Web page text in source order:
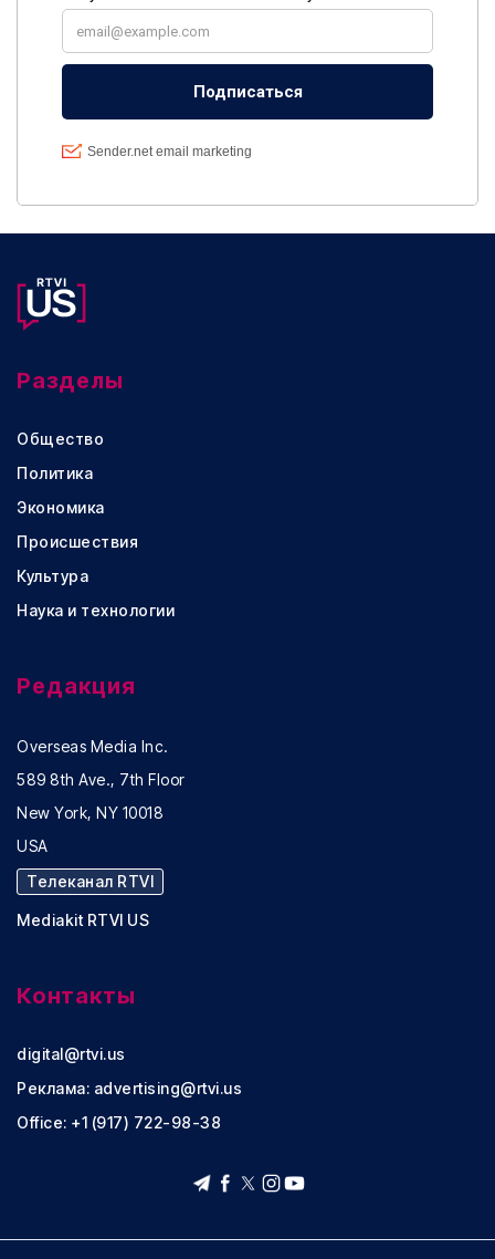
Разделы
Общество
Политика
Экономика
Происшествия
Культура
Наука и технологии
Редакция
Overseas Media Inc.
589 8th Ave., 7th Floor
New York, NY 10018
USA
Телеканал RTVI
Mediakit RTVI US
Контакты
digital@rtvi.us
Реклама: advertising@rtvi.us
Office: +1 (917) 722-98-38